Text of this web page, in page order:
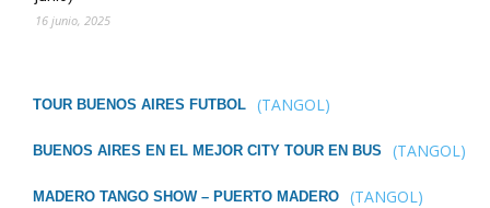
16 junio, 2025
TOUR BUENOS AIRES FUTBOL (TANGOL)
BUENOS AIRES EN EL MEJOR CITY TOUR EN BUS (TANGOL)
MADERO TANGO SHOW – PUERTO MADERO (TANGOL)